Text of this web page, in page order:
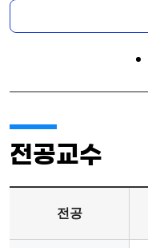
전공교수
전공교수
전공